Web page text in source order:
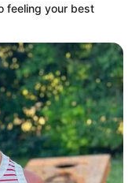
feeling your best